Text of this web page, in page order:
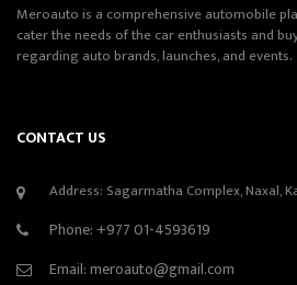
Meroauto is a comprehensive automobile
cater the needs of the car enthusiasts and
regarding auto brands, launches, and events.
CONTACT US
Address: Sagarmatha Complex, Naxal,
Phone: +977 01-4593619
Email:meroauto@gmail.com